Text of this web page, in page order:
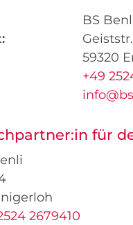
BS
59320
+49
für
2679410